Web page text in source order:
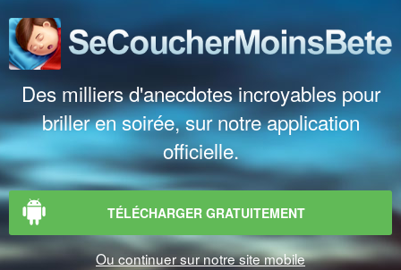
Des milliers d'anecdotes incroyables pour
briller en soirée, sur notre application
officielle.
TÉLÉCHARGER GRATUITEMENT
Ou continuer sur notre site mobile